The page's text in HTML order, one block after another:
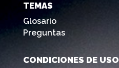
TEMAS
Glosario
Preguntas
CONDICIONES DE USO